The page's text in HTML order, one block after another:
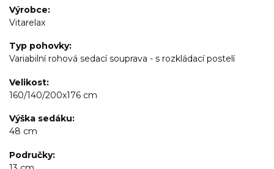
Výrobce
Vitarelax
Typ pohovky
Variabilní rohová sedací souprava - s rozkládací postelí
Velikost
160/140/200x176 cm
Výška sedáku
48 cm
Područky